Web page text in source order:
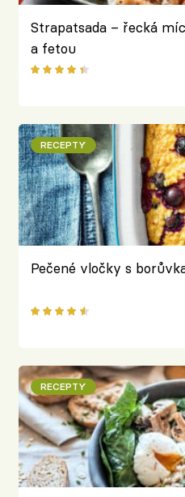
Strapatsada – řecká
a fetou
RECEPTY
Pečené vločky s
RECEPTY